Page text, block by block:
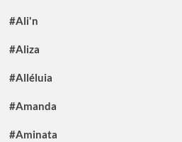
#Ali'n
#Aliza
#Alléluia
#Amanda
#Aminata